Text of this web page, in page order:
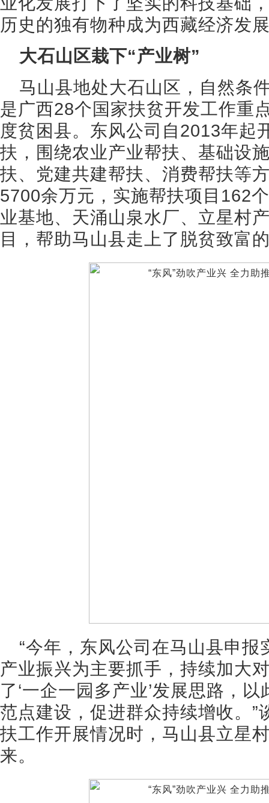
历史的独有物种成为西藏经济发
大石山区栽下“产业树”
马山县地处大石山区，自然条
是广西28个国家扶贫开发工作重
度贫困县。东风公司自2013年起
扶，围绕农业产业帮扶、基础设
扶、党建共建帮扶、消费帮扶等
5700余万元，实施帮扶项目162
业基地、天涌山泉水厂、立星村
目，帮助马山县走上了脱贫致富
“今年，东风公司在马山县申
产业振兴为主要抓手，持续加大
了‘一企一园多产业’发展思路，
范点建设，促进群众持续增收。”
扶工作开展情况时，马山县立星
来。